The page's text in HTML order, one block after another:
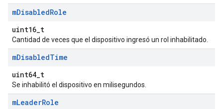
mDisabledRole
uint16_t
Cantidad de veces que el dispositivo ingresó un rol inhabilitado.
mDisabledTime
uint64_t
Se inhabilitó el dispositivo en milisegundos.
mLeaderRole